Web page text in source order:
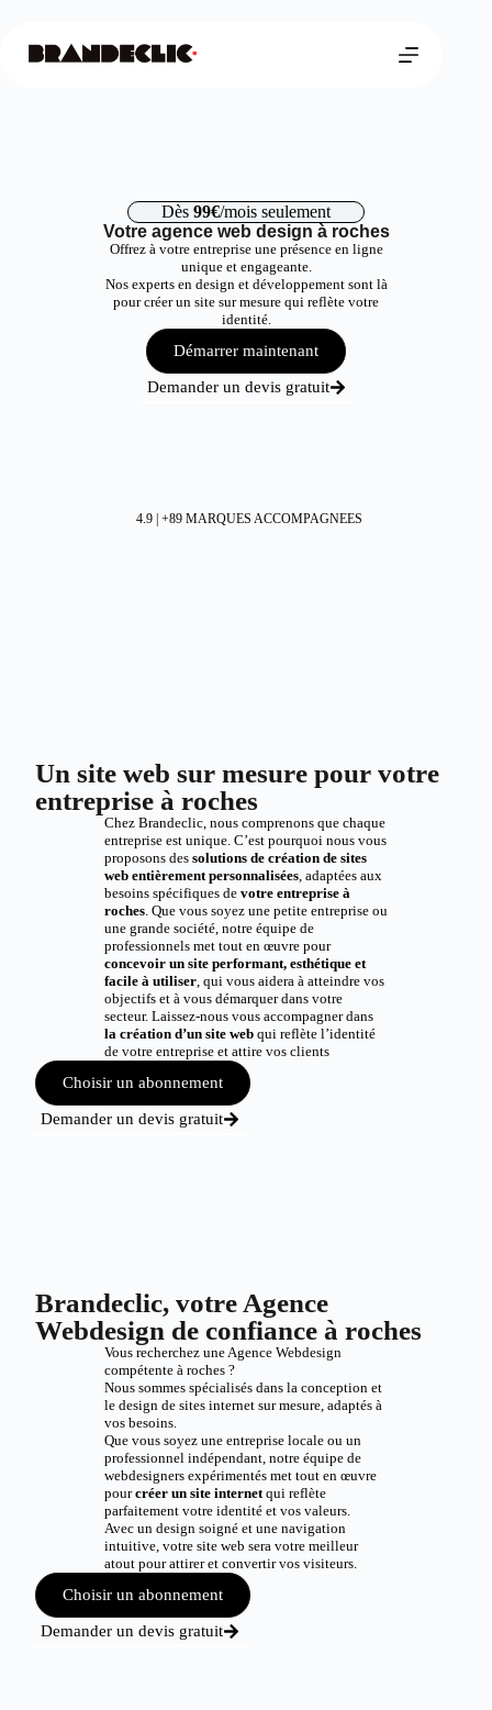
Dès 99€/mois seulement
Votre agence web design à roches
Offrez à votre entreprise une présence en ligne
unique et engageante.
Nos experts en design et développement sont là
pour créer un site sur mesure qui reflète votre
identité.
Démarrer maintenant
Demander un devis gratuit
4.9 | +89 MARQUES ACCOMPAGNEES
Un site web sur mesure pour votre
entreprise à roches
Chez Brandeclic, nous comprenons que chaque
entreprise est unique. C’est pourquoi nous vous
proposons des solutions de création de sites
web entièrement personnalisées, adaptées aux
besoins spécifiques de votre entreprise à
roches. Que vous soyez une petite entreprise ou
une grande société, notre équipe de
professionnels met tout en œuvre pour
concevoir un site performant, esthétique et
facile à utiliser, qui vous aidera à atteindre vos
objectifs et à vous démarquer dans votre
secteur. Laissez-nous vous accompagner dans
la création d’un site webqui reflète l’identité
de votre entreprise et attire vos clients
Choisir un abonnement
Demander un devis gratuit
Brandeclic, votre Agence
Webdesign de confiance à roches
Vous recherchez une Agence Webdesign
compétente à roches ?
Nous sommes spécialisés dans la conception et
le design de sites internet sur mesure, adaptés à
vos besoins.
Que vous soyez une entreprise locale ou un
professionnel indépendant, notre équipe de
webdesigners expérimentés met tout en œuvre
pourcréer un site internetqui reflète
parfaitement votre identité et vos valeurs.
Avec un design soigné et une navigation
intuitive, votre site web sera votre meilleur
atout pour attirer et convertir vos visiteurs.
Choisir un abonnement
Demander un devis gratuit